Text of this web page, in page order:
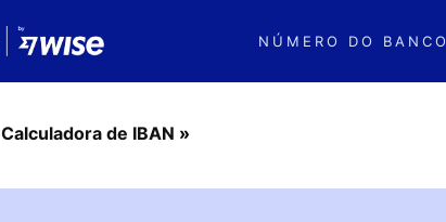
NÚMERO DO BANCO
Calculadora de IBAN »